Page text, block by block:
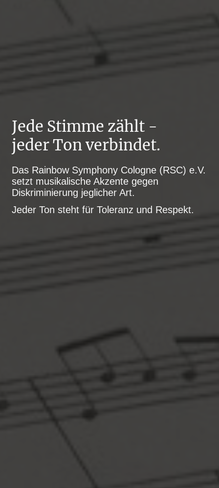
Jede Stimme zählt -
jeder Ton verbindet.
Das Rainbow Symphony Cologne (RSC) e.V.
setzt musikalische Akzente gegen
Diskriminierung jeglicher Art.
Jeder Ton steht für Toleranz und Respekt.